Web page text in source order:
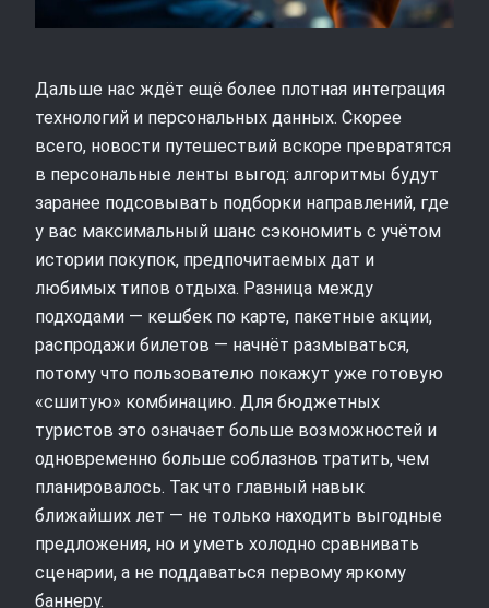
Дальше нас ждёт ещё более плотная интеграция
технологий и персональных данных. Скорее
всего, новости путешествий вскоре превратятся
в персональные ленты выгод: алгоритмы будут
заранее подсовывать подборки направлений, где
у вас максимальный шанс сэкономить с учётом
истории покупок, предпочитаемых дат и
любимых типов отдыха. Разница между
подходами — кешбек по карте, пакетные акции,
распродажи билетов — начнёт размываться,
потому что пользователю покажут уже готовую
«сшитую» комбинацию. Для бюджетных
туристов это означает больше возможностей и
одновременно больше соблазнов тратить, чем
планировалось. Так что главный навык
ближайших лет — не только находить выгодные
предложения, но и уметь холодно сравнивать
сценарии, а не поддаваться первому яркому
баннеру.